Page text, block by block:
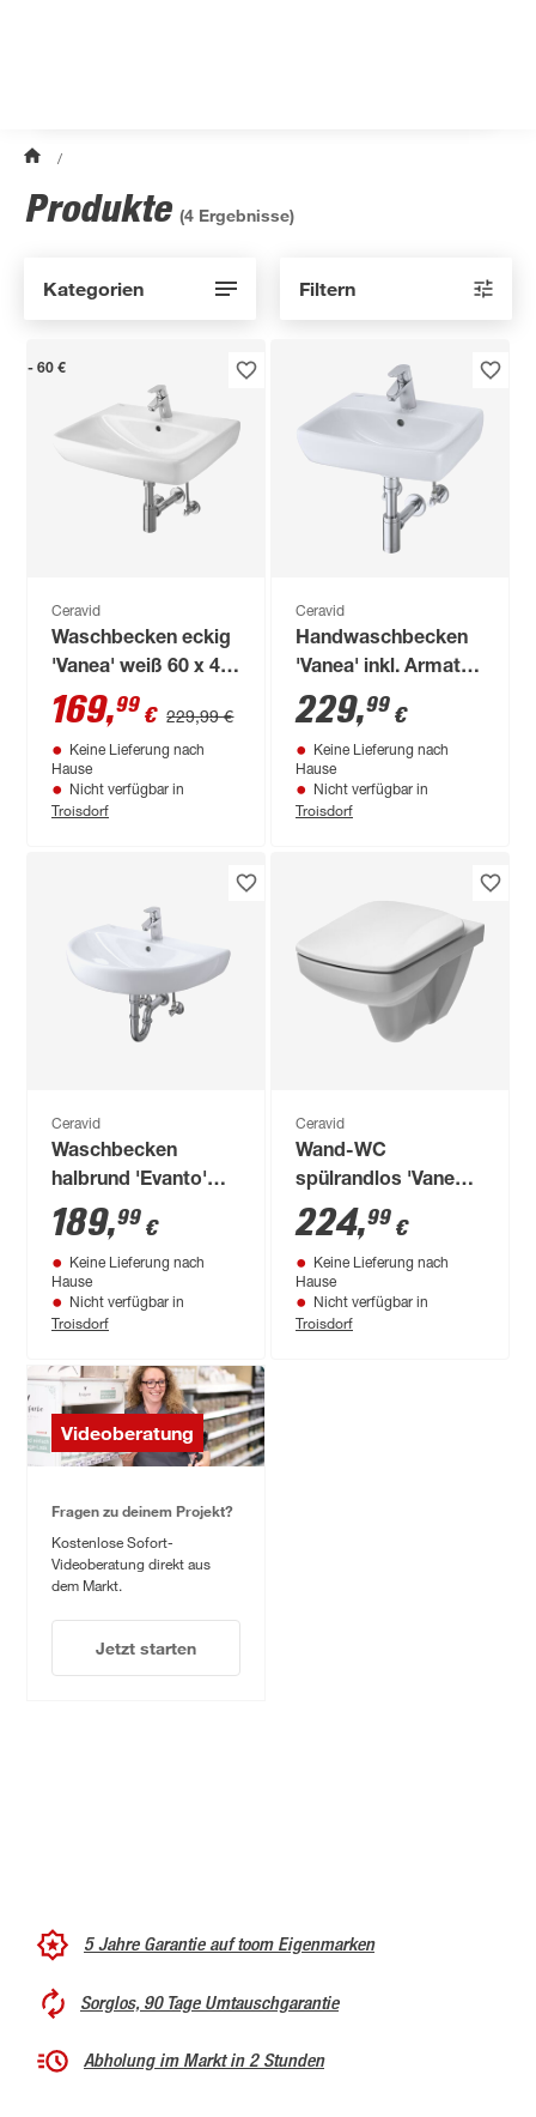
/
Produkte (4 Ergebnisse)
Kategorien Filtern
- 60 €
Ceravid
Waschbecken eckig
'Vanea' weiß 60 x 48
x 46 cm
169,99 € 229,99 €
Keine Lieferung nach
Hause
Nicht verfügbar in
Troisdorf
Ceravid
Handwaschbecken
'Vanea' inkl. Armatur
45 cm
229,99 €
Keine Lieferung nach
Hause
Nicht verfügbar in
Troisdorf
Ceravid
Waschbecken
halbrund 'Evanto'
weiß 60 x 52 x 48 cm
189,99 €
Keine Lieferung nach
Hause
Nicht verfügbar in
Troisdorf
Ceravid
Wand-WC
spülrandlos 'Vanea'
inklusive WC-Sitz
weiß
224,99 €
Keine Lieferung nach
Hause
Nicht verfügbar in
Troisdorf
Videoberatung
Fragen zu deinem Projekt?
Kostenlose Sofort-
Videoberatung direkt aus
dem Markt.
Jetzt starten
5 Jahre Garantie auf toom Eigenmarken
Sorglos, 90 Tage Umtauschgarantie
Abholung im Markt in 2 Stunden